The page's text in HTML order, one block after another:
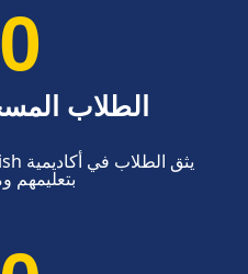
0
الطلاب
بتعليمهم